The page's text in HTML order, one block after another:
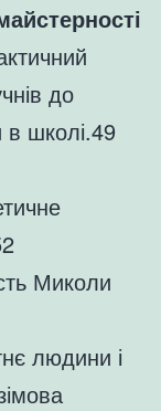
до
в школі.49
Миколи
людини і